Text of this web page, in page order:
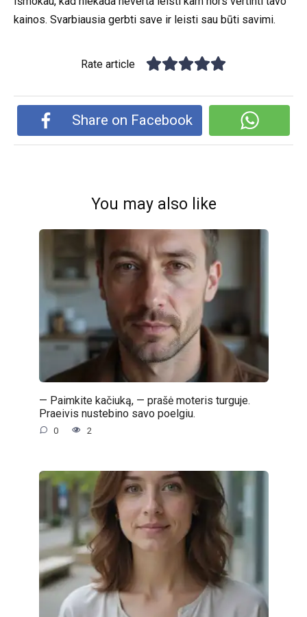
kainos. Svarbiausia gerbti save ir leisti sau būti savimi.
Rate article
Share on Facebook
You may also like
— Paimkite kačiuką, — prašė moteris turguje.
Praeivis nustebino savo poelgiu.
0 2